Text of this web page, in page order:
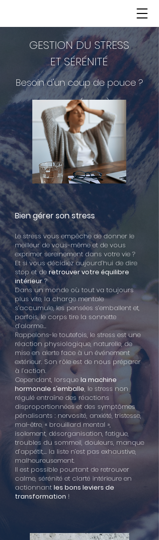
GESTION DU STRESS
ET SÉRÉNITÉ
Besoin d'un coup de pouce ?
Lentilly (69210)
Bien gérer son stress
Le stress vous empêche de donner le
meilleur de vous-même et de vous
exprimer sereinement dans votre vie ?
Et si vous décidiez aujourd’hui de dire
stop et de retrouver votre équilibre
intérieur?
Dans un monde où tout va toujours
plus vite, la charge mentale
s’accumule, les pensées s’emballent et,
parfois, le corps tire la sonnette
d’alarme…
Rappelons-le toutefois, le stress est une
réaction physiologique, naturelle, de
mise en alerte face à un événement
extérieur. Son rôle est de nous préparer
à l’action.
Cependant, lorsque la machine
hormonale s’emballe, le stress non
régulé entraîne des réactions
disproportionnées et des symptômes
pénalisants : nervosité, anxiété, tristesse,
mal-être, « brouillard mental »,
isolement, désorganisation, fatigue,
troubles du sommeil, douleurs, manque
d’appétit,… la liste n’est pas exhaustive,
malheureusement.
Il est possible pourtant de retrouver
calme, sérénité et clarté intérieure en
actionnant les bons leviers de
transformation !